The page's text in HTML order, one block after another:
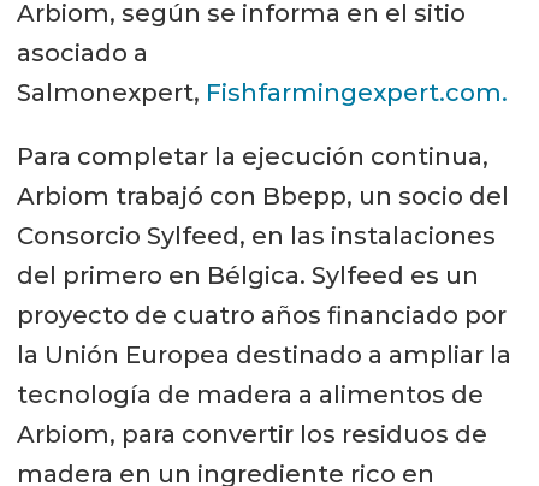
Arbiom, según se informa en el sitio
asociado a
Salmonexpert, Fishfarmingexpert.com.
Para completar la ejecución continua,
Arbiom trabajó con Bbepp, un socio del
Consorcio Sylfeed, en las instalaciones
del primero en Bélgica. Sylfeed es un
proyecto de cuatro años financiado por
la Unión Europea destinado a ampliar la
tecnología de madera a alimentos de
Arbiom, para convertir los residuos de
madera en un ingrediente rico en